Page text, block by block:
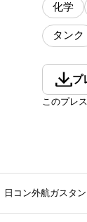
化学
タンク
プ
このプレ
日コン外航ガスタ